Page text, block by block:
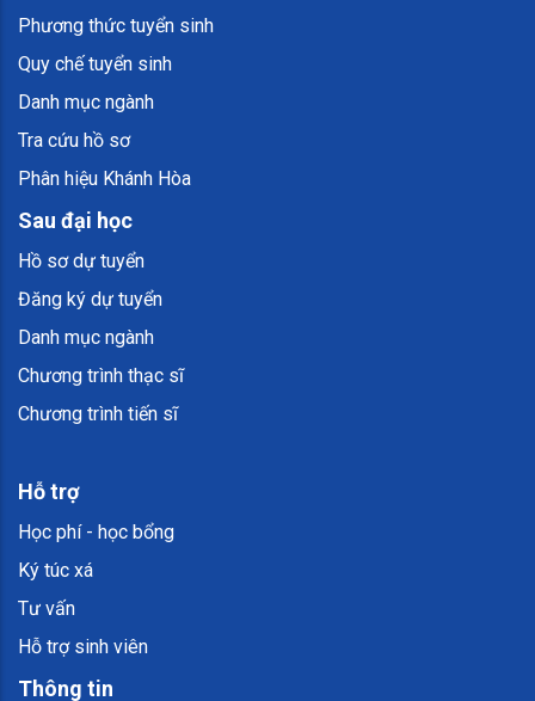
Phương thức tuyển sinh
Quy chế tuyển sinh
Danh mục ngành
Tra cứu hồ sơ
Phân hiệu Khánh Hòa
Sau đại học
Hồ sơ dự tuyển
Đăng ký dự tuyển
Danh mục ngành
Chương trình thạc sĩ
Chương trình tiến sĩ
Hỗ trợ
Học phí - học bổng
Ký túc xá
Tư vấn
Hỗ trợ sinh viên
Thông tin